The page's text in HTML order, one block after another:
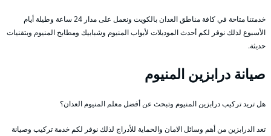
خدمتنا متاحة في كافة مناطق العدان بالكويت ونعمل على مدار 24 ساعة وطيلة أيام
الأسبوع لذلك نوفر لكم أحدث الموديلات لأبواب المنيوم وشبابيك ومطابخ المنيوم وبتقنيات
حديثة.
صيانة درابزين المنيوم
هل تريد تركيب درابزين المنيوم وتبحث عن أفضل معلم المنيوم العدان؟
تعد الدرابزين من أهم وسائل الامان والحماية للأدراج لذلك نوفر لكم خدمة تركيب وصيانة